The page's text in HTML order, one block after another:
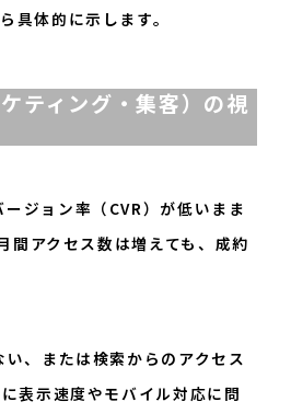
具体的に示します。
ティング・集客）の視
ジョン率（CVR）が低いまま
間アクセス数は増えても、成約
、または検索からのアクセス
表示速度やモバイル対応に問